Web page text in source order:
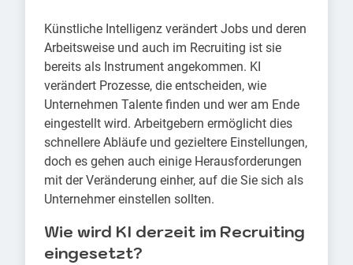
Künstliche Intelligenz verändert Jobs und deren
Arbeitsweise und auch im Recruiting ist sie
bereits als Instrument angekommen. KI
verändert Prozesse, die entscheiden, wie
Unternehmen Talente finden und wer am Ende
eingestellt wird. Arbeitgebern ermöglicht dies
schnellere Abläufe und gezieltere Einstellungen,
doch es gehen auch einige Herausforderungen
mit der Veränderung einher, auf die Sie sich als
Unternehmer einstellen sollten.
Wie wird KI derzeit im Recruiting
eingesetzt?